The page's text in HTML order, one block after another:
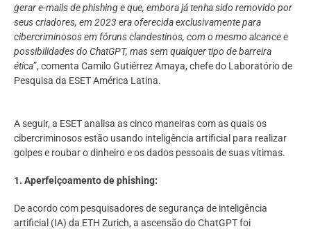
gerar e-mails de phishing e que, embora já tenha sido removido por
seus criadores, em 2023 era oferecida exclusivamente para
cibercriminosos em fóruns clandestinos, com o mesmo alcance e
possibilidades do ChatGPT, mas sem qualquer tipo de barreira
ética”, comenta Camilo Gutiérrez Amaya, chefe do Laboratório de
Pesquisa da ESET América Latina.
A seguir, a ESET analisa as cinco maneiras com as quais os
cibercriminosos estão usando inteligência artificial para realizar
golpes e roubar o dinheiro e os dados pessoais de suas vítimas.
1. Aperfeiçoamento de phishing:
De acordo com pesquisadores de segurança de inteligência
artificial (IA) da ETH Zurich, a ascensão do ChatGPT foi